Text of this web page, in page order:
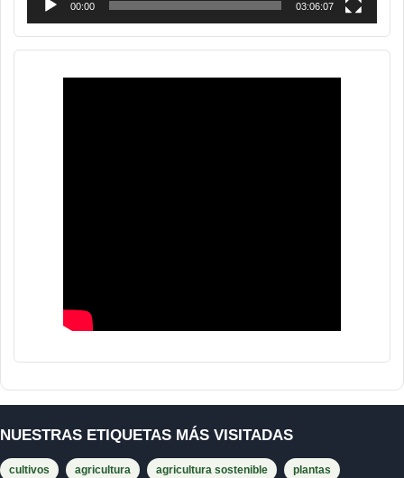
00:00 03:06:07
NUESTRAS ETIQUETAS MÁS VISITADAS
cultivos agricultura agricultura sostenible plantas